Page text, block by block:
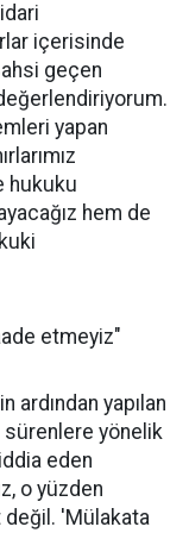
içerisinde
geçen
yapan
hukuku
hem de
etmeyiz"
ardından yapılan
yönelik
eden
o yüzden
değil. 'Mülakata